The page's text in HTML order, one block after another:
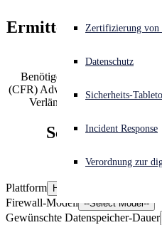
Akuter Cyberangriff? Fordern
Open search
Deutsch Open language switcher
Zertifizierung von
Datenschutz
Sicherheits-
Incident Response
Verordnung zur
Modelle vergleichen
Ökosystem
Central
Informationen zum Kauf
Ermitteln Sie die
Benötigen Sie mehr Speicher?
(CFR) Advanced können Sie in
Verlängern Sie die
Schätzung des
Plattform Hardware
Firewall-Modell --Select Model--
Gewünschte Datenspeicher-Dauer